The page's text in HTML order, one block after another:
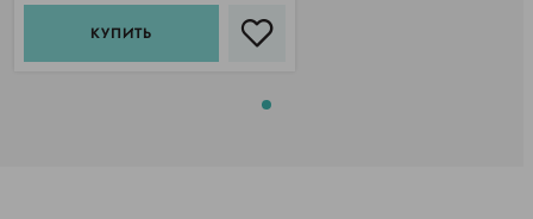
КУПИТЬ